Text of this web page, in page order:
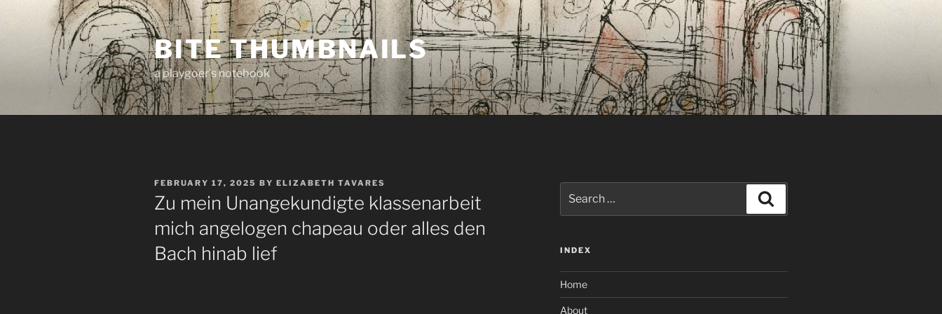
BITE THUMBNAILS
a playgoer's notebook
POSTED
ON
FEBRUARY 17, 2025 BY ELIZABETH TAVARES
Zu mein Unangekundigte klassenarbeit
mich angelogen chapeau oder alles den
Bach hinab lief
for:
INDEX
Home
About